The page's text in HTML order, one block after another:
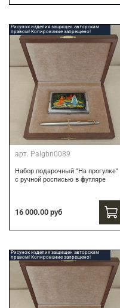
Рисунок изделия защищен авторским
правом! Копирование запрещено!
арт. Palgbn0089
Набор подарочный "На прогулке"
с ручной росписью в футляре
16 000.00 руб
Рисунок изделия защищен авторским
правом! Копирование запрещено!